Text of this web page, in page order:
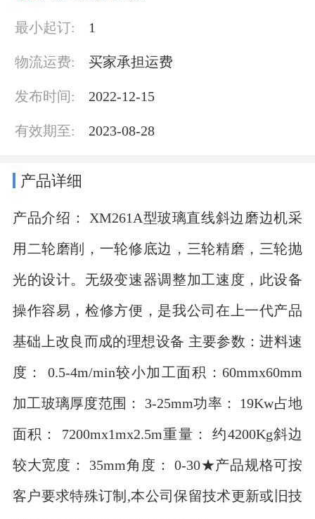
最小起订: 1
物流运费: 买家承担运费
发布时间: 2022-12-15
有效期至: 2023-08-28
产品详细
产品介绍： XM261A型玻璃直线斜边磨边机采
用二轮磨削，一轮修底边，三轮精磨，三轮抛
光的设计。无级变速器调整加工速度，此设备
操作容易，检修方便，是我公司在上一代产品
基础上改良而成的理想设备 主要参数：进料速
度： 0.5-4m/min较小加工面积：60mmx60mm
加工玻璃厚度范围： 3-25mm功率： 19Kw占地
面积： 7200mx1mx2.5m重量： 约4200Kg斜边
较大宽度： 35mm角度： 0-30★产品规格可按
客户要求特殊订制,本公司保留技术更新或旧技